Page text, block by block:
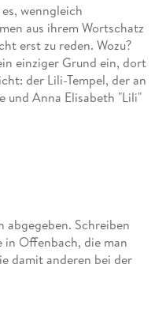
wenngleich
aus ihrem Wortschatz
erst zu reden. Wozu?
einziger Grund ein, dort
der Lili-Tempel, der an
und Anna Elisabeth "Lili"
nicht herum. Zwei
sprechen mögen.
in Anna
man angeblich
das Rathaus, dem sie
verpasst:
Formulierung, die einem
aus dem Kopf geht.
die Anna
gezogen -
abgegeben. Schreiben
in Offenbach, die man
damit anderen bei der